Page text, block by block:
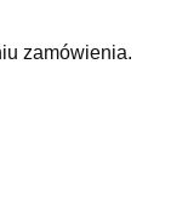
zamówienia.